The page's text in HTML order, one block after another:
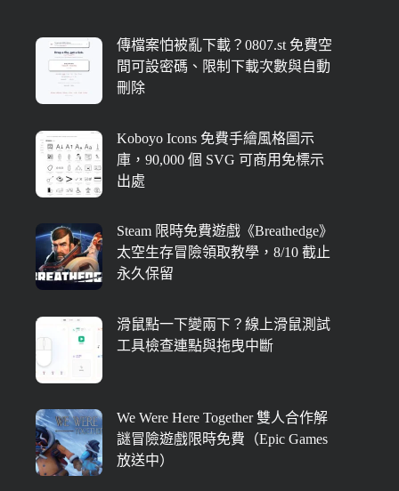
傳檔案怕被亂下載？0807.st 免費空
間可設密碼、限制下載次數與自動
刪除
Koboyo Icons 免費手繪風格圖示
庫，90,000 個 SVG 可商用免標示
出處
Steam 限時免費遊戲《Breathedge》
太空生存冒險領取教學，8/10 截止
永久保留
滑鼠點一下變兩下？線上滑鼠測試
工具檢查連點與拖曳中斷
We Were Here Together 雙人合作解
謎冒險遊戲限時免費（Epic Games
放送中）